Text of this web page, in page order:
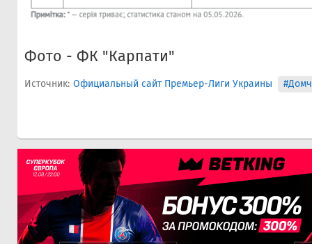
Фото - ФК "Карпати"
Источник: Официальный сайт Премьер-Лиги Украины